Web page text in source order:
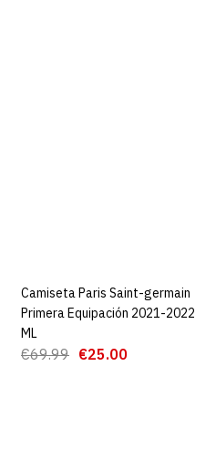
Germain 2022/2023 TR
Blanca
AGREGAR AL CARRO
Camiseta Paris Saint-germain
Primera Equipación 2021-2022
ML
€69.99 €25.00